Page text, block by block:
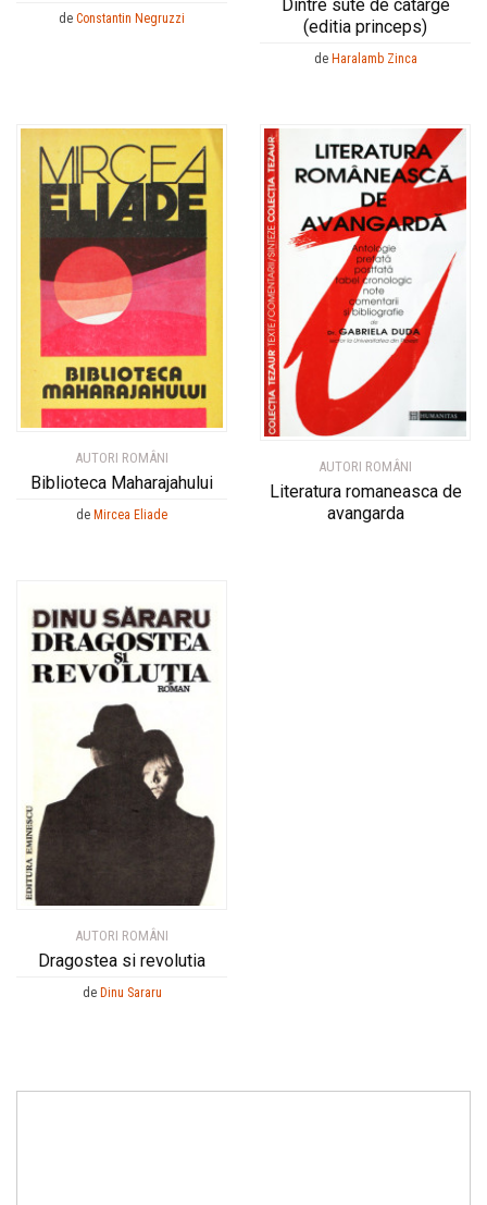
de Constantin Negruzzi
Dintre sute de catarge
(editia princeps)
de Haralamb Zinca
AUTORI ROMÂNI
Biblioteca Maharajahului
de Mircea Eliade
AUTORI ROMÂNI
Literatura romaneasca de
avangarda
AUTORI ROMÂNI
Dragostea si revolutia
de Dinu Sararu